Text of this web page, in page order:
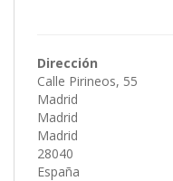
Dirección
Calle Pirineos, 55
Madrid
Madrid
Madrid
28040
España